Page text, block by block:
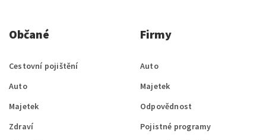
Občané
Cestovní pojištění
Auto
Majetek
Zdraví
Firmy
Auto
Majetek
Odpovědnost
Pojistné programy